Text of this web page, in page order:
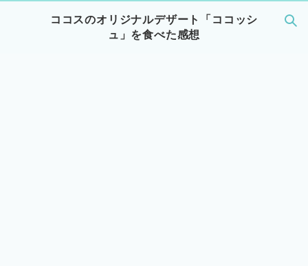
ココスのオリジナルデザート「ココッシ
ュ」を食べた感想